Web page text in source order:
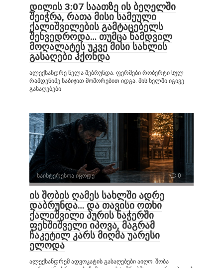
დილის 3:07 საათზე ის ბეღელში
შეიჭრა, რათა მისი სამეული
ქალიშვილების გამტაცებელს
შეხვედროდა… თუმცა ნამდვილ
მოღალატეს უკვე მისი სახლის
გასაღები ჰქონდა
ალექსანდრე ნელა შებრუნდა. ფერმები რობერტი სულ
რამდენიმე ნაბიჯით მოშორებით იდგა. მის ხელში იგივე
გასაღებები
საინტერესოა იცოდე 0
ის შობის ღამეს სახლში ადრე
დაბრუნდა… და თავისი ოთხი
ქალიშვილი პურის ნაჭერში
ფეხშიშველი იპოვა, მაგრამ
ჩაკეტილ კარს მიღმა უარესი
ელოდა
ალექსანდრემ ადვოკატის გასაღებები აიღო. შობა